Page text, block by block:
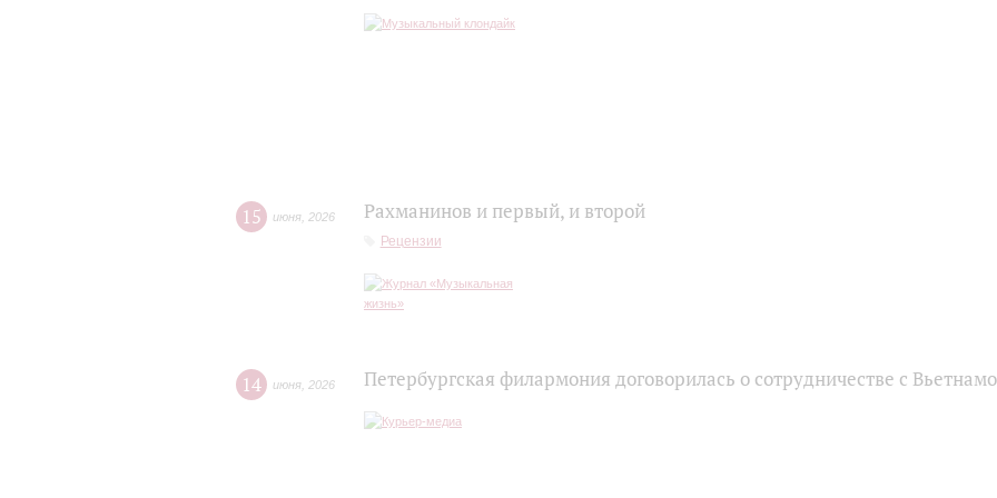
15 июня 2026 Рахманинов и первый, и второй
Рецензии
14 июня 2026 Петербургская филармония договорилась о сотрудничестве с